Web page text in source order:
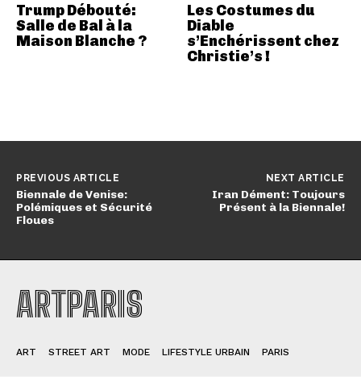
Trump Débouté:
Salle de Bal à la
Maison Blanche ?
Les Costumes du
Diable
s’Enchérissent chez
Christie’s !
PREVIOUS ARTICLE
Biennale de Venise:
Polémiques et Sécurité
Floues
NEXT ARTICLE
Iran Dément: Toujours
Présent à la Biennale!
ARTPARIS
ART STREET ART MODE LIFESTYLE URBAIN PARIS